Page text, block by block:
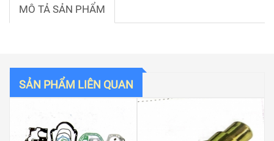
MÔ TẢ SẢN PHẨM
SẢN PHẨM LIÊN QUAN